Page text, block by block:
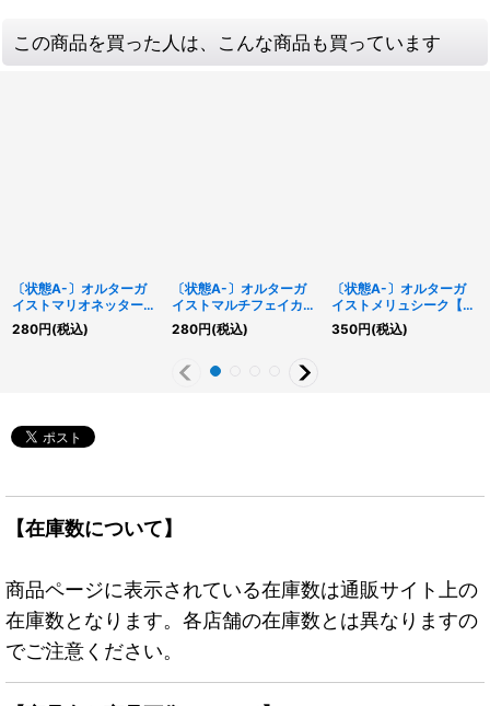
この商品を買った人は、こんな商品も買っています
〔状態A-〕オルターガ
イストマリオネッター
【シークレット】
{CIBR-JP012}《モンス
280円(税込)
〔状態A-〕オルターガ
イストマルチフェイカー
【シークレット】
{FLOD-JP014}《モンス
280円(税込)
〔状態A-〕オルターガ
イストメリュシーク【シ
ークレット】{AC03-
JP055}《モンスター》
350円(税込)
【在庫数について】
商品ページに表示されている在庫数は通販サイト上の
在庫数となります。各店舗の在庫数とは異なりますの
でご注意ください。